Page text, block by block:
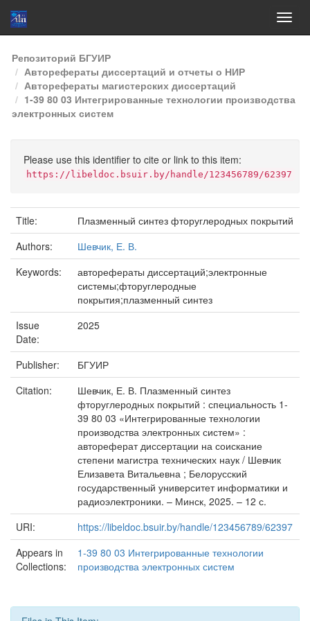
Skip
navigation
Репозиторий БГУИР
Авторефераты диссертаций и отчеты о НИР
Авторефераты магистерских диссертаций
1-39 80 03 Интегрированные технологии производства
электронных систем
Please use this identifier to cite or link to this item:
https://libeldoc.bsuir.by/handle/123456789/62397
Title:
Плазменный синтез фторуглеродных покрытий
Authors:
Шевчик, Е. В.
Keywords:
авторефераты диссертаций;электронные
системы;фторуглеродные
покрытия;плазменный синтез
Issue
Date:
2025
Publisher:
БГУИР
Citation:
Шевчик, Е. В. Плазменный синтез
фторуглеродных покрытий : специальность 1-
39 80 03 «Интегрированные технологии
производства электронных систем» :
автореферат диссертации на соискание
степени магистра технических наук / Шевчик
Елизавета Витальевна ; Белорусский
государственный университет информатики и
радиоэлектроники. – Минск, 2025. – 12 с.
URI:
https://libeldoc.bsuir.by/handle/123456789/62397
Appears in
Collections:
1-39 80 03 Интегрированные технологии
производства электронных систем